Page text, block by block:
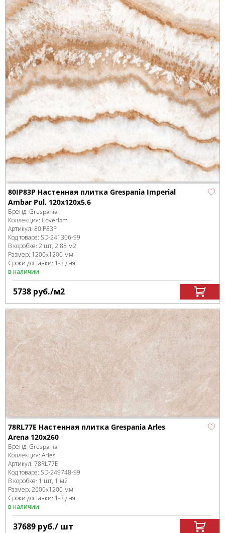
80IP83P Настенная плитка Grespania Imperial
Ambar Pul. 120x120x5,6
Бренд: Grespania
Коллекция: Coverlam
Артикул: 80IP83P
Код товара: SD-241306-99
В коробке: 2 шт, 2.88 м2
Размер: 1200x1200 мм
Сроки доставки: 1-3 дня
в наличии
5738 руб./м2
78RL77E Настенная плитка Grespania Arles
Arena 120x260
Бренд: Grespania
Коллекция: Arles
Артикул: 78RL77E
Код товара: SD-249748-99
В коробке: 1 шт, 1 м2
Размер: 2600x1200 мм
Сроки доставки: 1-3 дня
в наличии
37689 руб./ шт